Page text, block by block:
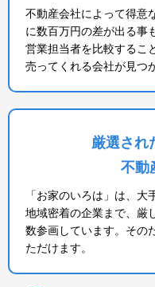
不動産会社によって得意
に数百万円の差が出る事
営業担当者を比較するこ
売ってくれる会社が見つ
厳選され
不動
「お家のいろは」は、
地域密着の企業まで、厳
数参画しています。その
ただけます。